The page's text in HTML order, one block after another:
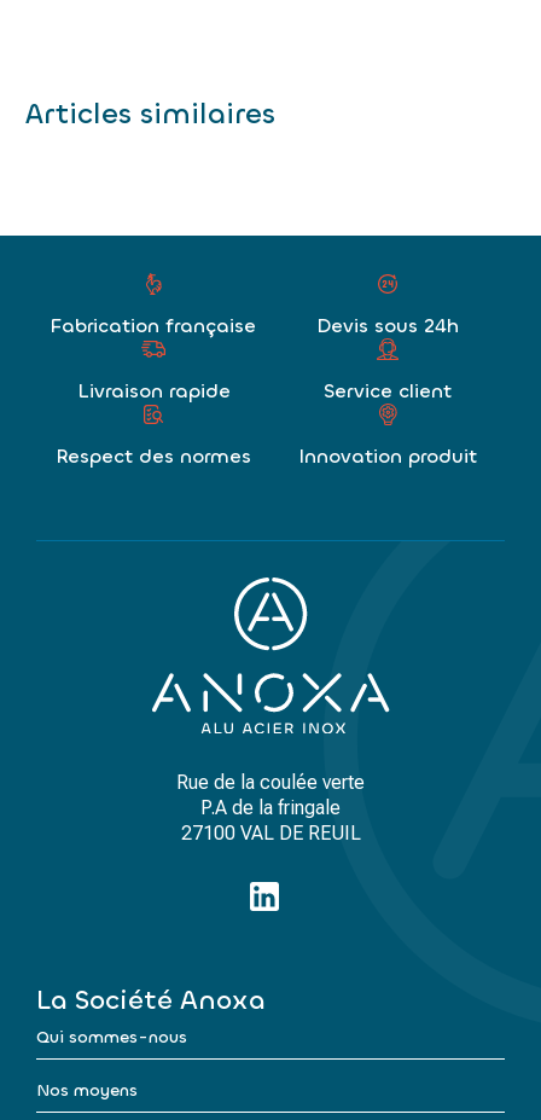
Articles similaires
Fabrication française Devis sous 24h
Livraison rapide Service client
Respect des normes Innovation produit
Rue de la coulée verte
P.A de la fringale
27100 VAL DE REUIL
La Société Anoxa
Qui sommes-nous
Nos moyens